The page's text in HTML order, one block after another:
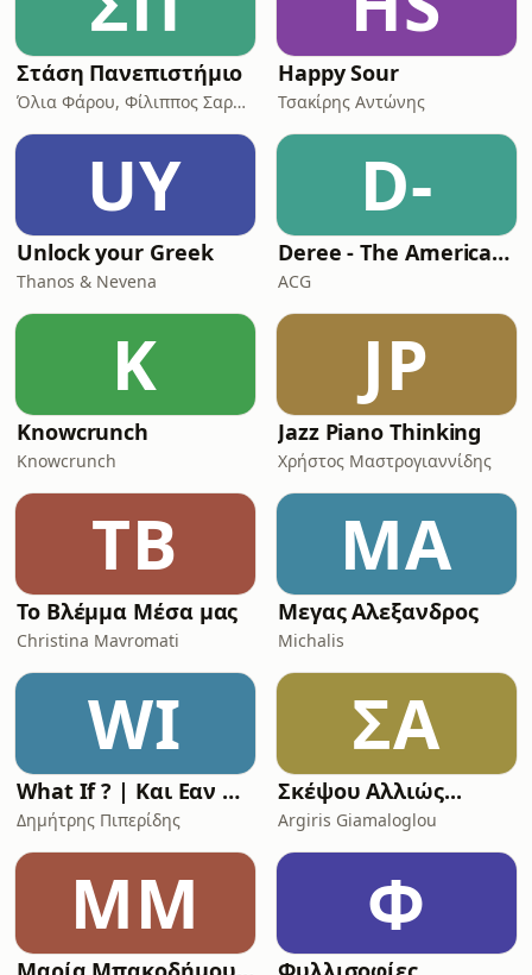
Στάση Πανεπιστήμιο
Όλια Φάρου, Φίλιππος Σαράκης
Happy Sour
Τσακίρης Αντώνης
UY
Unlock your Greek
Thanos & Nevena
D-
Deree - The American College of Greece, Podcasts
ACG
K
Knowcrunch
Knowcrunch
JP
Jazz Piano Thinking
Χρήστος Μαστρογιαννίδης
ΤΒ
Το Βλέμμα Μέσα μας
Christina Mavromati
ΜΑ
Μεγας Αλεξανδρος
Michalis
WI
What If ? | Και Εαν Πετύχει;
Δημήτρης Πιπερίδης
ΣΑ
Σκέψου Αλλιώς...
Argiris Giamaloglou
ΜΜ Φ